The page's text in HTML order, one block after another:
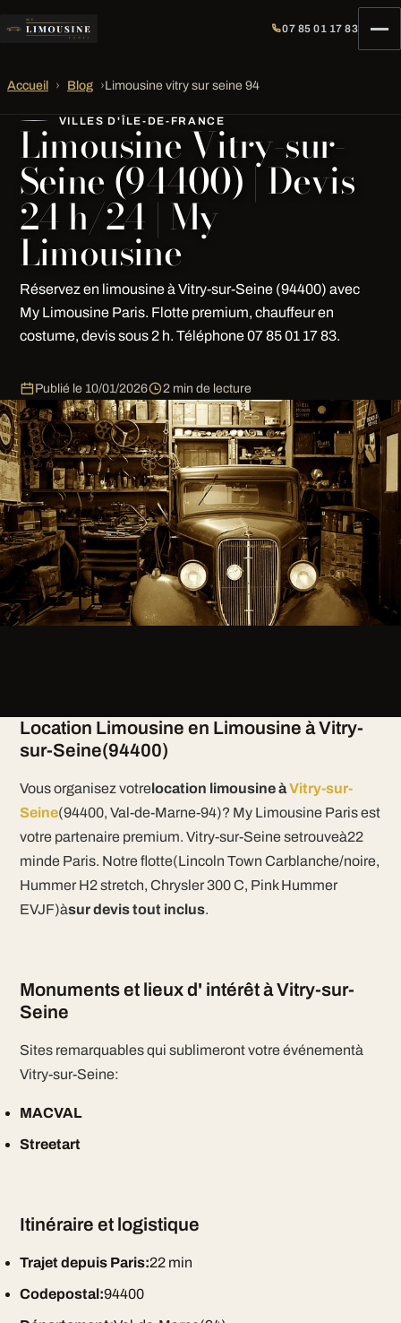
07 85 01 17 83
Accueil › Blog ›Limousine vitry sur seine 94
VILLES D'ÎLE-DE-FRANCE
Limousine Vitry-sur-
Seine (94400) | Devis
24 h/24 | My
Limousine
Réservez en limousine à Vitry-sur-Seine (94400) avec
My Limousine Paris. Flotte premium, chauffeur en
costume, devis sous 2 h. Téléphone 07 85 01 17 83.
Publié le 10/01/2026 2 min de lecture
Location Limousine en Limousine à Vitry-
sur-Seine(94400)
Vous organisez votrelocation limousine àVitry-sur-
Seine(94400, Val-de-Marne-94)? My Limousine Paris est
votre partenaire premium. Vitry-sur-Seine setrouveà22
minde Paris. Notre flotte(Lincoln Town Carblanche/noire,
Hummer H2 stretch, Chrysler 300 C, Pink Hummer
EVJF)àsur devis tout inclus.
Monuments et lieux d' intérêt à Vitry-sur-
Seine
Sites remarquables qui sublimeront votre événementà
Vitry-sur-Seine:
MACVAL
Streetart
Itinéraire et logistique
Trajet depuis Paris:22 min
Codepostal:94400